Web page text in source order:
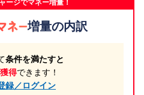
ージでマネー増量！
増量の内訳
条件を満たすと
得できます！
録／ログイン